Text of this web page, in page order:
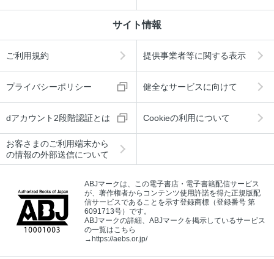
サイト情報
ご利用規約 提供事業者等に関する表示
プライバシーポリシー 健全なサービスに向けて
dアカウント2段階認証とは Cookieの利用について
お客さまのご利用端末から
の情報の外部送信について
ABJマークは、この電子書店・電子書籍配信サービス
が、著作権者からコンテンツ使用許諾を得た正規版配
信サービスであることを示す登録商標（登録番号 第
6091713号）です。
ABJマークの詳細、ABJマークを掲示しているサービス
の一覧はこちら
→https://aebs.or.jp/